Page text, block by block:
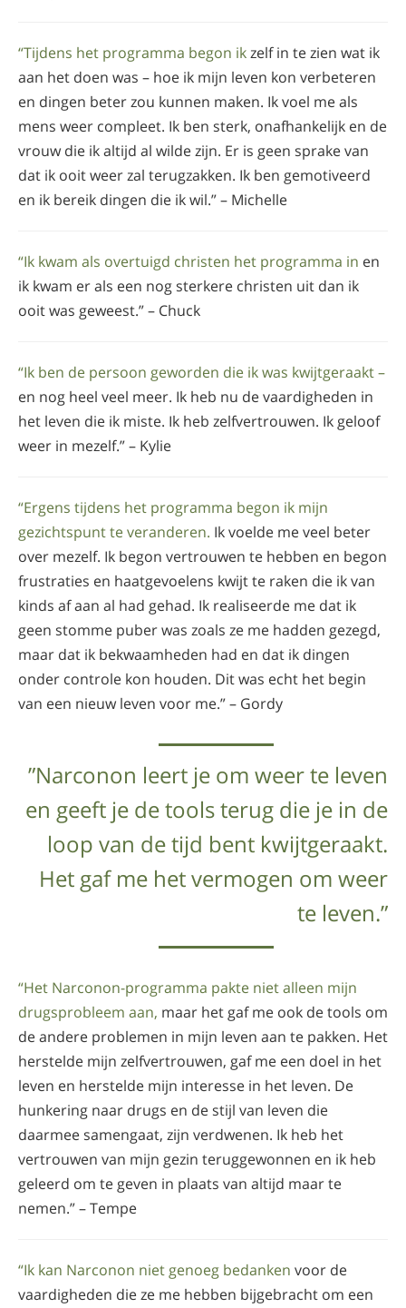
“Tijdens het programma begon ikzelf in te zien wat ik
aan het doen was – hoe ik mijn leven kon verbeteren
en dingen beter zou kunnen maken. Ik voel me als
mens weer compleet. Ik ben sterk, onafhankelijk en de
vrouw die ik altijd al wilde zijn. Er is geen sprake van
dat ik ooit weer zal terugzakken. Ik ben gemotiveerd
en ik bereik dingen die ik wil.” – Michelle
“Ik kwam als overtuigd christen het programma in en
ik kwam er als een nog sterkere christen uit dan ik
ooit was geweest.” – Chuck
“Ik ben de persoon geworden die ik was kwijtgeraakt –
en nog heel veel meer. Ik heb nu de vaardigheden in
het leven die ik miste. Ik heb zelfvertrouwen. Ik geloof
weer in mezelf.” – Kylie
“Ergens tijdens het programma begon ik mijn
gezichtspunt te veranderen. Ik voelde me veel beter
over mezelf. Ik begon vertrouwen te hebben en begon
frustraties en haatgevoelens kwijt te raken die ik van
kinds af aan al had gehad. Ik realiseerde me dat ik
geen stomme puber was zoals ze me hadden gezegd,
maar dat ik bekwaamheden had en dat ik dingen
onder controle kon houden. Dit was echt het begin
van een nieuw leven voor me.” – Gordy
”Narconon leert je om weer te leven
en geeft je de tools terug die je in de
loop van de tijd bent kwijtgeraakt.
Het gaf me het vermogen om weer
te leven.”
“Het Narconon-programma pakte niet alleen mijn
drugsprobleem aan, maar het gaf me ook de tools om
de andere problemen in mijn leven aan te pakken. Het
herstelde mijn zelfvertrouwen, gaf me een doel in het
leven en herstelde mijn interesse in het leven. De
hunkering naar drugs en de stijl van leven die
daarmee samengaat, zijn verdwenen. Ik heb het
vertrouwen van mijn gezin teruggewonnen en ik heb
geleerd om te geven in plaats van altijd maar te
nemen.” – Tempe
“Ik kan Narconon niet genoeg bedanken voor de
vaardigheden die ze me hebben bijgebracht om een